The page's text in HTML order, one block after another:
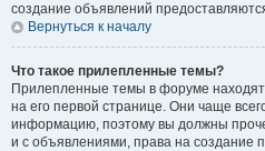
создание объявлений
Вернуться к началу
Что такое прилепленные темы?
Прилепленные темы в форуме
на его первой странице. Они чаще
информацию, поэтому вы должны
и с объявлениями, права на создание